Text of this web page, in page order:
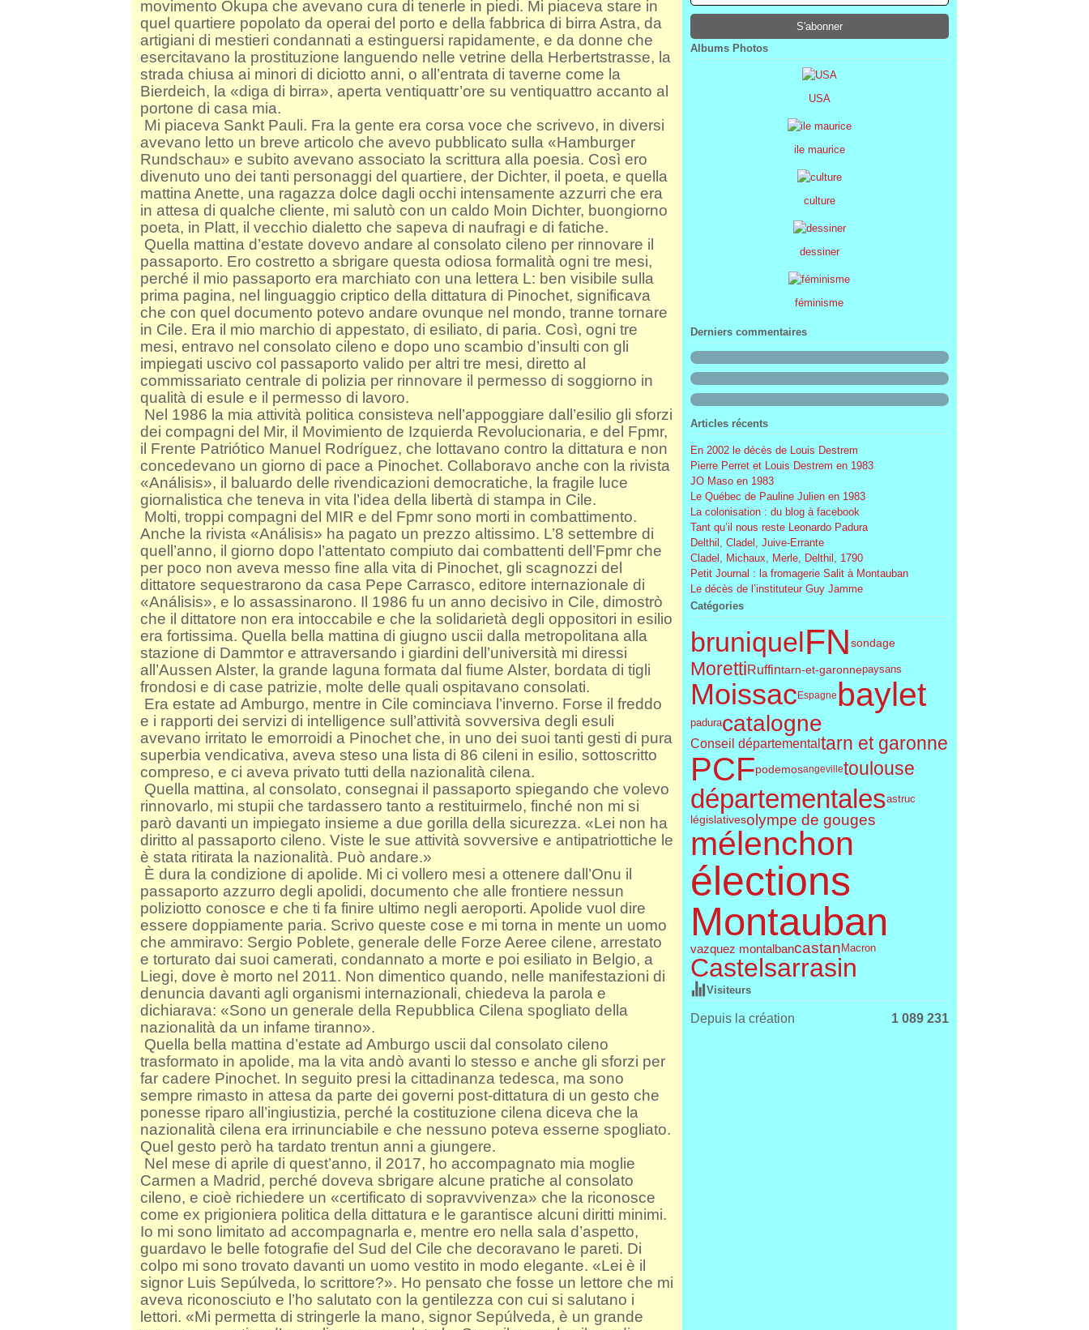
movimento Okupa che avevano cura di tenerle in piedi. Mi piaceva stare in
quel quartiere popolato da operai del porto e della fabbrica di birra Astra, da
artigiani di mestieri condannati a estinguersi rapidamente, e da donne che
esercitavano la prostituzione languendo nelle vetrine della Herbertstrasse, la
strada chiusa ai minori di diciotto anni, o all’entrata di taverne come la
Bierdeich, la «diga di birra», aperta ventiquattr’ore su ventiquattro accanto al
portone di casa mia.
Mi piaceva Sankt Pauli. Fra la gente era corsa voce che scrivevo, in diversi
avevano letto un breve articolo che avevo pubblicato sulla «Hamburger
Rundschau» e subito avevano associato la scrittura alla poesia. Così ero
divenuto uno dei tanti personaggi del quartiere, der Dichter, il poeta, e quella
mattina Anette, una ragazza dolce dagli occhi intensamente azzurri che era
in attesa di qualche cliente, mi salutò con un caldo Moin Dichter, buongiorno
poeta, in Platt, il vecchio dialetto che sapeva di naufragi e di fatiche.
Quella mattina d’estate dovevo andare al consolato cileno per rinnovare il
passaporto. Ero costretto a sbrigare questa odiosa formalità ogni tre mesi,
perché il mio passaporto era marchiato con una lettera L: ben visibile sulla
prima pagina, nel linguaggio criptico della dittatura di Pinochet, significava
che con quel documento potevo andare ovunque nel mondo, tranne tornare
in Cile. Era il mio marchio di appestato, di esiliato, di paria. Così, ogni tre
mesi, entravo nel consolato cileno e dopo uno scambio d’insulti con gli
impiegati uscivo col passaporto valido per altri tre mesi, diretto al
commissariato centrale di polizia per rinnovare il permesso di soggiorno in
qualità di esule e il permesso di lavoro.
Nel 1986 la mia attività politica consisteva nell’appoggiare dall’esilio gli sforzi
dei compagni del Mir, il Movimiento de Izquierda Revolucionaria, e del Fpmr,
il Frente Patriótico Manuel Rodríguez, che lottavano contro la dittatura e non
concedevano un giorno di pace a Pinochet. Collaboravo anche con la rivista
«Análisis», il baluardo delle rivendicazioni democratiche, la fragile luce
giornalistica che teneva in vita l’idea della libertà di stampa in Cile.
Molti, troppi compagni del MIR e del Fpmr sono morti in combattimento.
Anche la rivista «Análisis» ha pagato un prezzo altissimo. L’8 settembre di
quell’anno, il giorno dopo l’attentato compiuto dai combattenti dell’Fpmr che
per poco non aveva messo fine alla vita di Pinochet, gli scagnozzi del
dittatore sequestrarono da casa Pepe Carrasco, editore internazionale di
«Análisis», e lo assassinarono. Il 1986 fu un anno decisivo in Cile, dimostrò
che il dittatore non era intoccabile e che la solidarietà degli oppositori in esilio
era fortissima. Quella bella mattina di giugno uscii dalla metropolitana alla
stazione di Dammtor e attraversando i giardini dell’università mi diressi
all’Aussen Alster, la grande laguna formata dal fiume Alster, bordata di tigli
frondosi e di case patrizie, molte delle quali ospitavano consolati.
Era estate ad Amburgo, mentre in Cile cominciava l’inverno. Forse il freddo
e i rapporti dei servizi di intelligence sull’attività sovversiva degli esuli
avevano irritato le emorroidi a Pinochet che, in uno dei suoi tanti gesti di pura
superbia vendicativa, aveva steso una lista di 86 cileni in esilio, sottoscritto
compreso, e ci aveva privato tutti della nazionalità cilena.
Quella mattina, al consolato, consegnai il passaporto spiegando che volevo
rinnovarlo, mi stupii che tardassero tanto a restituirmelo, finché non mi si
parò davanti un impiegato insieme a due gorilla della sicurezza. «Lei non ha
diritto al passaporto cileno. Viste le sue attività sovversive e antipatriottiche le
è stata ritirata la nazionalità. Può andare.»
È dura la condizione di apolide. Mi ci vollero mesi a ottenere dall’Onu il
passaporto azzurro degli apolidi, documento che alle frontiere nessun
poliziotto conosce e che ti fa finire ultimo negli aeroporti. Apolide vuol dire
essere doppiamente paria. Scrivo queste cose e mi torna in mente un uomo
che ammiravo: Sergio Poblete, generale delle Forze Aeree cilene, arrestato
e torturato dai suoi camerati, condannato a morte e poi esiliato in Belgio, a
Liegi, dove è morto nel 2011. Non dimentico quando, nelle manifestazioni di
denuncia davanti agli organismi internazionali, chiedeva la parola e
dichiarava: «Sono un generale della Repubblica Cilena spogliato della
nazionalità da un infame tiranno».
Quella bella mattina d’estate ad Amburgo uscii dal consolato cileno
trasformato in apolide, ma la vita andò avanti lo stesso e anche gli sforzi per
far cadere Pinochet. In seguito presi la cittadinanza tedesca, ma sono
sempre rimasto in attesa da parte dei governi post-dittatura di un gesto che
ponesse riparo all’ingiustizia, perché la costituzione cilena diceva che la
nazionalità cilena era irrinunciabile e che nessuno poteva esserne spogliato.
Quel gesto però ha tardato trentun anni a giungere.
Nel mese di aprile di quest’anno, il 2017, ho accompagnato mia moglie
Carmen a Madrid, perché doveva sbrigare alcune pratiche al consolato
cileno, e cioè richiedere un «certificato di sopravvivenza» che la riconosce
come ex prigioniera politica della dittatura e le garantisce alcuni diritti minimi.
Io mi sono limitato ad accompagnarla e, mentre ero nella sala d’aspetto,
guardavo le belle fotografie del Sud del Cile che decoravano le pareti. Di
colpo mi sono trovato davanti un uomo vestito in modo elegante. «Lei è il
signor Luis Sepúlveda, lo scrittore?». Ho pensato che fosse un lettore che mi
aveva riconosciuto e l’ho salutato con la gentilezza con cui si salutano i
lettori. «Mi permetta di stringerle la mano, signor Sepúlveda, è un grande
Janvier(68)
Février(7)
Janvier(2)
Albums Photos
USA
ile maurice
culture
dessiner
féminisme
Derniers commentaires
Articles récents
En 2002 le décès de Louis Destrem
Pierre Perret et Louis Destrem en 1983
JO Maso en 1983
Le Québec de Pauline Julien en 1983
La colonisation : du blog à facebook
Tant qu’il nous reste Leonardo Padura
Delthil, Cladel, Juive-Errante
Cladel, Michaux, Merle, Delthil, 1790
Petit Journal : la fromagerie Salit à Montauban
Le décès de l’instituteur Guy Jamme
Catégories
bruniquelFNsondage
MorettiRuffintarn-et-garonnepaysans
MoissacEspagne baylet
paduracatalogne
Conseil départemental tarn et garonne
PCFpodemosangevilletoulouse
départementalesastruc
législativesolympe de gouges
mélenchon
élections
Montauban
vazquez montalbancastan Macron
Castelsarrasin
Visiteurs
Depuis la création 1 089 231